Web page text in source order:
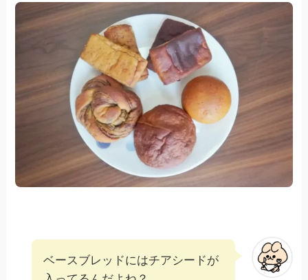
ベースブレッドにはチアシードが